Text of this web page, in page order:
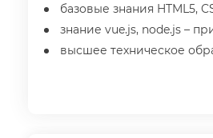
азовые знания HTML5,
знание vue.js, node.js –
ысшее техническое